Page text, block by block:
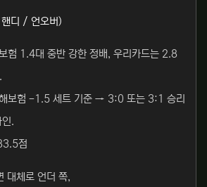
디 / 언오버)
험 1.4대 중반 강한 정배, 우리카드는 2.8
보험 -1.5 세트 기준 → 3:0 또는 3:1 승리
.
점
대체로 언더 쪽,